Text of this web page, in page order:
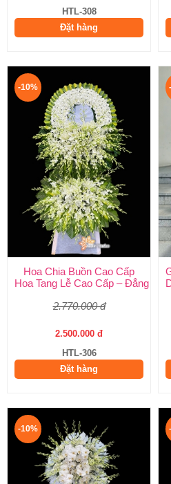
HTL-308
Đặt hàng
-10%
Hoa Chia Buồn Cao Cấp
Hoa Tang Lễ Cao Cấp – Đẳng
2.770.000 đ
2.500.000 đ
HTL-306
Đặt hàng
-10%